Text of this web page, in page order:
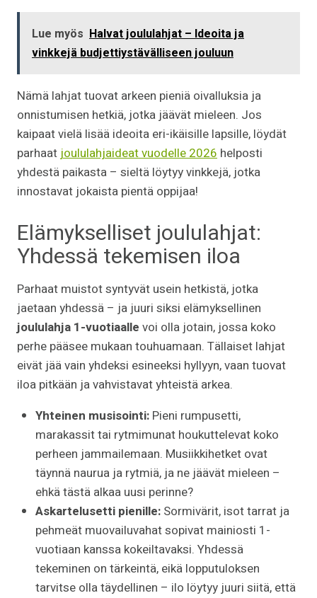
Lue myös Halvat joululahjat – Ideoita ja
vinkkejä budjettiystävälliseen jouluun
Nämä lahjat tuovat arkeen pieniä oivalluksia ja
onnistumisen hetkiä, jotka jäävät mieleen. Jos
kaipaat vielä lisää ideoita eri-ikäisille lapsille, löydät
parhaat joululahjaideat vuodelle 2026 helposti
yhdestä paikasta – sieltä löytyy vinkkejä, jotka
innostavat jokaista pientä oppijaa!
Elämykselliset joululahjat:
Yhdessä tekemisen iloa
Parhaat muistot syntyvät usein hetkistä, jotka
jaetaan yhdessä – ja juuri siksi elämyksellinen
joululahja 1-vuotiaalle voi olla jotain, jossa koko
perhe pääsee mukaan touhuamaan. Tällaiset lahjat
eivät jää vain yhdeksi esineeksi hyllyyn, vaan tuovat
iloa pitkään ja vahvistavat yhteistä arkea.
Yhteinen musisointi:Pieni rumpusetti,
marakassit tai rytmimunat houkuttelevat koko
perheen jammailemaan. Musiikkihetket ovat
täynnä naurua ja rytmiä, ja ne jäävät mieleen –
ehkä tästä alkaa uusi perinne?
Askartelusetti pienille:Sormivärit, isot tarrat ja
pehmeät muovailuvahat sopivat mainiosti 1-
vuotiaan kanssa kokeiltavaksi. Yhdessä
tekeminen on tärkeintä, eikä lopputuloksen
tarvitse olla täydellinen – ilo löytyy juuri siitä, että